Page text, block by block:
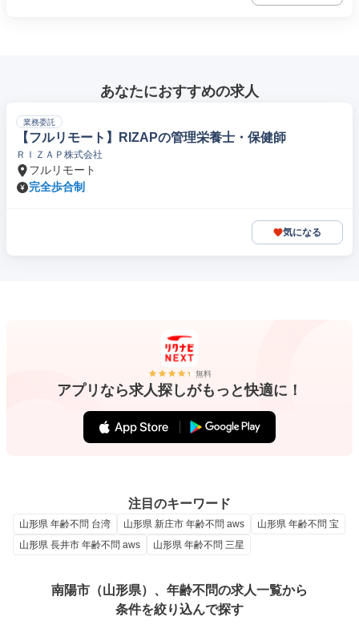
あなたにおすすめの求人
業務委託
【フルリモート】RIZAPの管理栄養士・保健師
ＲＩＺＡＰ株式会社
フルリモート
完全歩合制
気になる
無料
アプリなら求人探しがもっと快適に！
注目のキーワード
山形県 年齢不問 台湾 山形県 新庄市 年齢不問 aws
山形県 年齢不問 宝
山形県 長井市 年齢不問 aws
山形県 年齢不問 三星
南陽市（山形県）、年齢不問の求人一覧から
条件を絞り込んで探す